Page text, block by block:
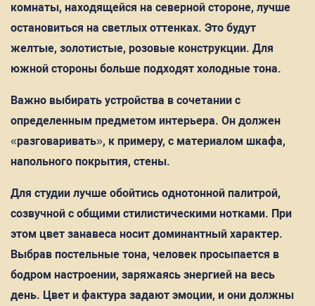
комнаты, находящейся на северной стороне, лучше
остановиться на светлых оттенках. Это будут
желтые, золотистые, розовые конструкции. Для
южной стороны больше подходят холодные тона.
Важно выбирать устройства в сочетании с
определенным предметом интерьера. Он должен
«разговаривать», к примеру, с материалом шкафа,
напольного покрытия, стены.
Для студии лучше обойтись однотонной палитрой,
созвучной с общими стилистическими нотками. При
этом цвет занавеса носит доминантный характер.
Выбрав постельные тона, человек просыпается в
бодром настроении, заряжаясь энергией на весь
день. Цвет и фактура задают эмоции, и они должны